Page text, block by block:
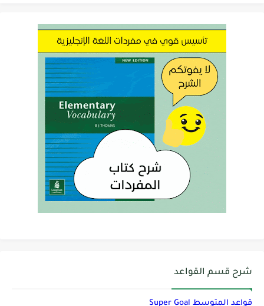
شرح قسم القواعد
قواعد المتوسط Super Goal